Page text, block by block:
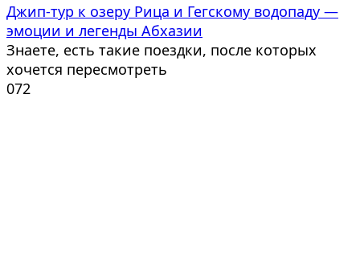
Джип-тур к озеру Рица и Гегскому водопаду —
эмоции и легенды Абхазии
Знаете, есть такие поездки, после которых
хочется пересмотреть
072